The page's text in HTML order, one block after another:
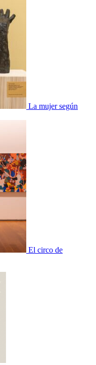
La mujer según
El circo de